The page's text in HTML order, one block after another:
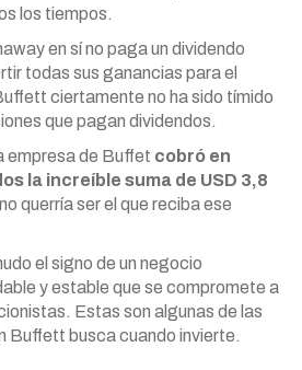
los tiempos.
en sí no paga un dividendo
todas sus ganancias para el
ciertamente no ha sido tímido
que pagan dividendos.
empresa de Buffet cobró en
la increíble suma de USD 3,8
querría ser el que reciba ese
el signo de un negocio
y estable que se compromete a
Estas son algunas de las
Buffett busca cuando invierte.